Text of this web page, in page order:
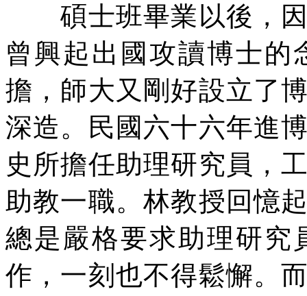
碩士班畢業以後，因
曾興起出國攻讀博士的
擔，師大又剛好設立了
深造。民國六十六年進
史所擔任助理研究員，
助教一職。林教授回憶
總是嚴格要求助理研究
作，一刻也不得鬆懈。